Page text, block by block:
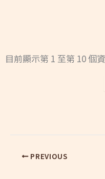
目前顯示第 1 至第 10 個
PREVIOUS